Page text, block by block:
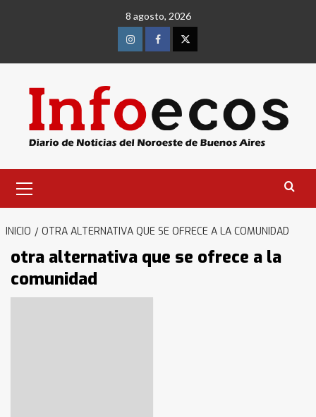
8 agosto, 2026
InstagramFacebookTwitter
primario
INICIO OTRA ALTERNATIVA QUE SE OFRECE A LA COMUNIDAD
otra alternativa que se ofrece a la
comunidad